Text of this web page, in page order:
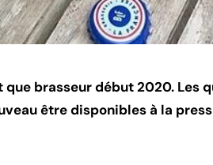
brasseur début 2020. Les
être disponibles à la